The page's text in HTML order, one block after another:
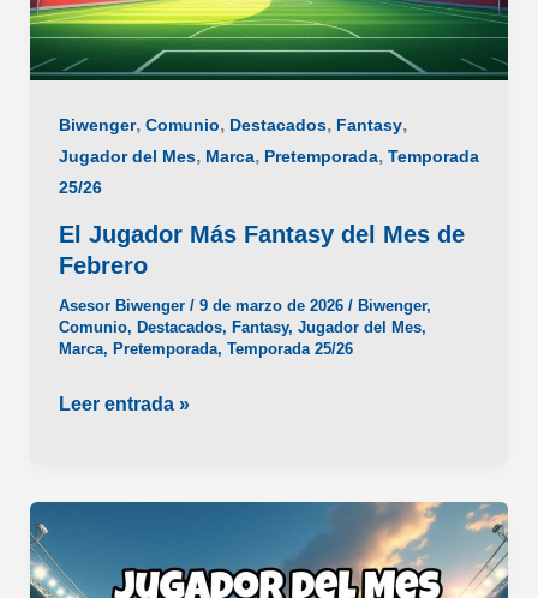
Biwenger, Comunio, Destacados, Fantasy,
Jugador del Mes, Marca, Pretemporada, Temporada
25/26
El Jugador Más Fantasy del Mes de
Febrero
Asesor Biwenger / 9 de marzo de 2026 / Biwenger,
Comunio, Destacados, Fantasy, Jugador del Mes,
Marca, Pretemporada, Temporada 25/26
El
Mes
de
Leer entrada »